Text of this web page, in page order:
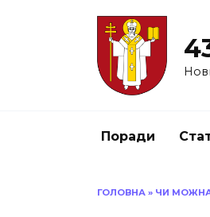
Поради
ГОЛОВНА » ЧИ МОЖНА